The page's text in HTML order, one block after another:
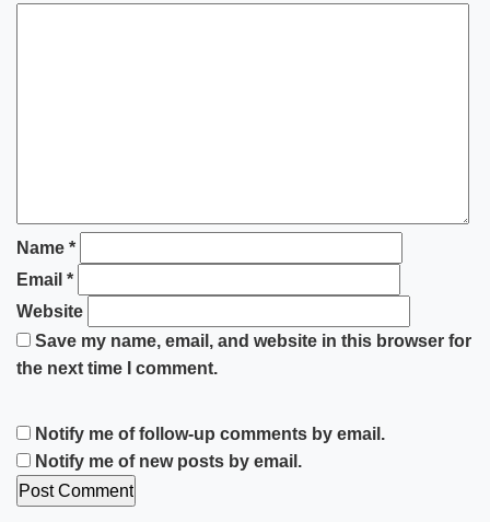
Name *
Email *
Website
Save my name, email, and website in this browser for
the next time I comment.
Notify me of follow-up comments by email.
Notify me of new posts by email.